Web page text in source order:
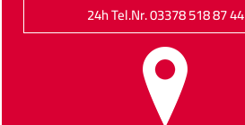
24h Tel.Nr. 03378 518 87 44